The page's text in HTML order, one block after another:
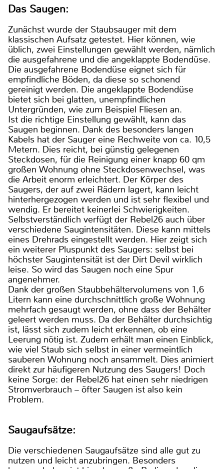
Das Saugen:
Zunächst wurde der Staubsauger mit dem
klassischen Aufsatz getestet. Hier können, wie
üblich, zwei Einstellungen gewählt werden, nämlich
die ausgefahrene und die angeklappte Bodendüse.
Die ausgefahrene Bodendüse eignet sich für
empfindliche Böden, da diese so schonend
gereinigt werden. Die angeklappte Bodendüse
bietet sich bei glatten, unempfindlichen
Untergründen, wie zum Beispiel Fliesen an.
Ist die richtige Einstellung gewählt, kann das
Saugen beginnen. Dank des besonders langen
Kabels hat der Sauger eine Rechweite von ca. 10,5
Metern. Dies reicht, bei günstig gelegenen
Steckdosen, für die Reinigung einer knapp 60 qm
großen Wohnung ohne Steckdosenwechsel, was
die Arbeit enorm erleichtert. Der Körper des
Saugers, der auf zwei Rädern lagert, kann leicht
hinterhergezogen werden und ist sehr flexibel und
wendig. Er bereitet keinerlei Schwierigkeiten.
Selbstverständlich verfügt der Rebel26 auch über
verschiedene Saugintensitäten. Diese kann mittels
eines Drehrads eingestellt werden. Hier zeigt sich
ein weiterer Pluspunkt des Saugers: selbst bei
höchster Saugintensität ist der Dirt Devil wirklich
leise. So wird das Saugen noch eine Spur
angenehmer.
Dank der großen Staubbehältervolumens von 1,6
Litern kann eine durchschnittlich große Wohnung
mehrfach gesaugt werden, ohne dass der Behälter
geleert werden muss. Da der Behälter durchsichtig
ist, lässt sich zudem leicht erkennen, ob eine
Leerung nötig ist. Zudem erhält man einen Einblick,
wie viel Staub sich selbst in einer vermeintlich
sauberen Wohnung noch ansammelt. Dies animiert
direkt zur häufigeren Nutzung des Saugers! Doch
keine Sorge: der Rebel26 hat einen sehr niedrigen
Stromverbrauch – öfter Saugen ist also kein
Problem.
Saugaufsätze:
Die verschiedenen Saugaufsätze sind alle gut zu
nutzen und leicht anzubringen. Besonders